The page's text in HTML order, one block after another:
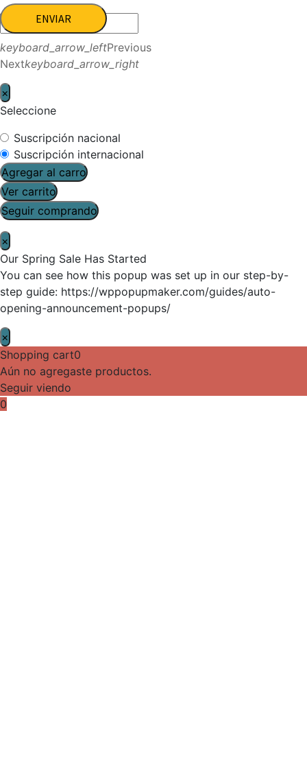
ENVIAR
keyboard_arrow_leftPrevious
Nextkeyboard_arrow_right
×
Seleccione
Suscripción nacional
Suscripción internacional
Agregar al carro
Ver carrito
Seguir comprando
×
Our Spring Sale Has Started
You can see how this popup was set up in our step-by-
step guide: https://wppopupmaker.com/guides/auto-
opening-announcement-popups/
×
Shopping cart0
Aún no agregaste productos.
Seguir viendo
0